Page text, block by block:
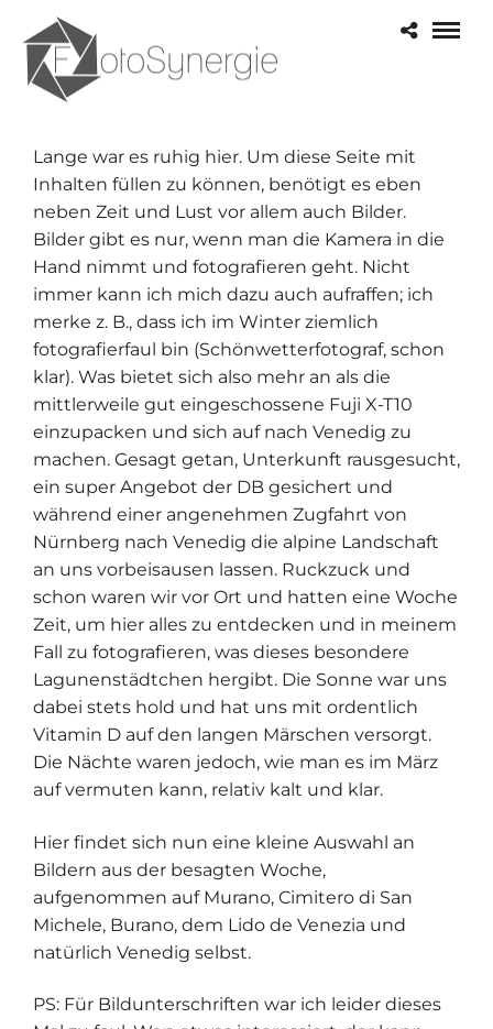
Lange war es ruhig hier. Um diese Seite mit
Inhalten füllen zu können, benötigt es eben
neben Zeit und Lust vor allem auch Bilder.
Bilder gibt es nur, wenn man die Kamera in die
Hand nimmt und fotografieren geht. Nicht
immer kann ich mich dazu auch aufraffen; ich
merke z. B., dass ich im Winter ziemlich
fotografierfaul bin (Schönwetterfotograf, schon
klar). Was bietet sich also mehr an als die
mittlerweile gut eingeschossene Fuji X-T10
einzupacken und sich auf nach Venedig zu
machen. Gesagt getan, Unterkunft rausgesucht,
ein super Angebot der DB gesichert und
während einer angenehmen Zugfahrt von
Nürnberg nach Venedig die alpine Landschaft
an uns vorbeisausen lassen. Ruckzuck und
schon waren wir vor Ort und hatten eine Woche
Zeit, um hier alles zu entdecken und in meinem
Fall zu fotografieren, was dieses besondere
Lagunenstädtchen hergibt. Die Sonne war uns
dabei stets hold und hat uns mit ordentlich
Vitamin D auf den langen Märschen versorgt.
Die Nächte waren jedoch, wie man es im März
auf vermuten kann, relativ kalt und klar.
Hier findet sich nun eine kleine Auswahl an
Bildern aus der besagten Woche,
aufgenommen auf Murano, Cimitero di San
Michele, Burano, dem Lido de Venezia und
natürlich Venedig selbst.
PS: Für Bildunterschriften war ich leider dieses